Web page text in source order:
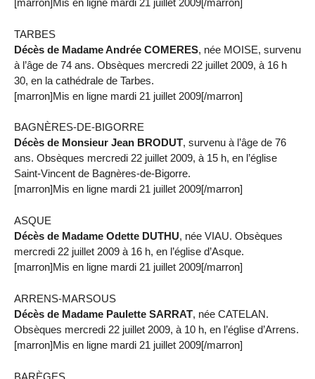
TARBES
Décès de Madame Andrée COMERES, née MOISE, survenu
à l’âge de 74 ans. Obsèques mercredi 22 juillet 2009, à 16 h
30, en la cathédrale de Tarbes.
[marron]Mis en ligne mardi 21 juillet 2009[/marron]
BAGNÈRES-DE-BIGORRE
Décès de Monsieur Jean BRODUT, survenu à l’âge de 76
ans. Obsèques mercredi 22 juillet 2009, à 15 h, en l’église
Saint-Vincent de Bagnères-de-Bigorre.
[marron]Mis en ligne mardi 21 juillet 2009[/marron]
ASQUE
Décès de Madame Odette DUTHU, née VIAU. Obsèques
mercredi 22 juillet 2009 à 16 h, en l’église d’Asque.
[marron]Mis en ligne mardi 21 juillet 2009[/marron]
ARRENS-MARSOUS
Décès de Madame Paulette SARRAT, née CATELAN.
Obsèques mercredi 22 juillet 2009, à 10 h, en l’église d’Arrens.
[marron]Mis en ligne mardi 21 juillet 2009[/marron]
BARÈGES